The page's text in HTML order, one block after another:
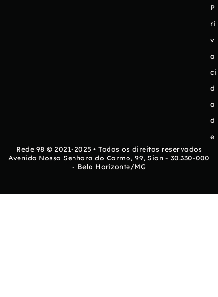
P
ri
v
a
ci
d
a
d
e
Rede 98 © 2021-2025 • Todos os direitos reservados
Avenida Nossa Senhora do Carmo, 99, Sion - 30.330-000
- Belo Horizonte/MG